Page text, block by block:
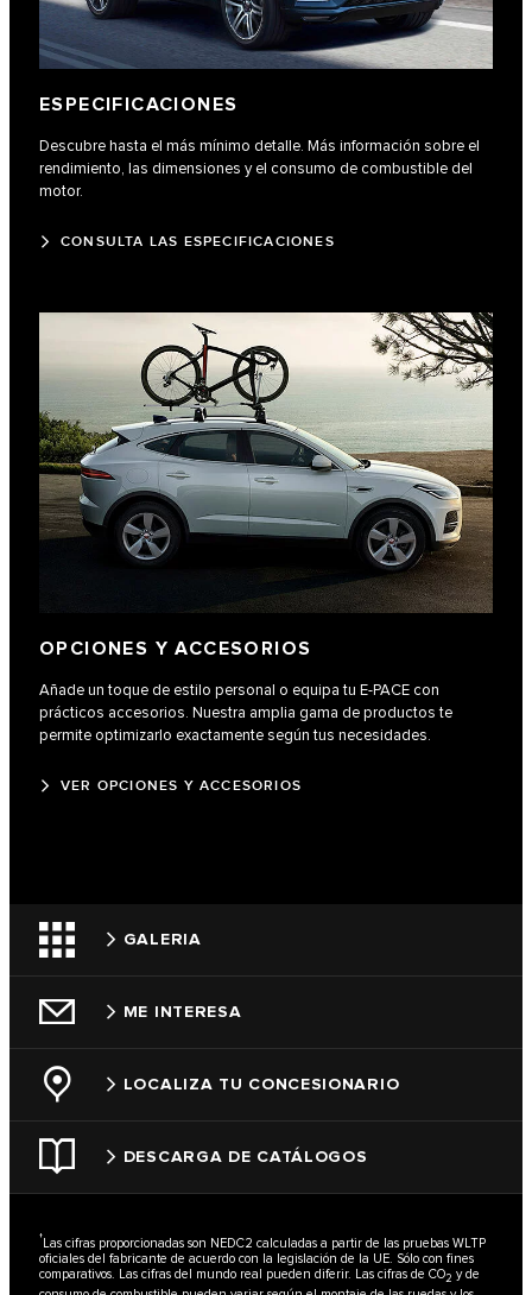
ESPECIFICACIONES
Descubre hasta el más mínimo detalle. Más información sobre el
rendimiento, las dimensiones y el consumo de combustible del
motor.
CONSULTA LAS ESPECIFICACIONES
OPCIONES Y ACCESORIOS
Añade un toque de estilo personal o equipa tu E‑PACE con
prácticos accesorios. Nuestra amplia gama de productos te
permite optimizarlo exactamente según tus necesidades.
VER OPCIONES Y ACCESORIOS
GALERIA
ME INTERESA
LOCALIZA TU CONCESIONARIO
DESCARGA DE CATÁLOGOS
†Las cifras proporcionadas son NEDC2 calculadas a partir de las pruebas WLTP
oficiales del fabricante de acuerdo con la legislación de la UE. Sólo con fines
comparativos. Las cifras del mundo real pueden diferir. Las cifras de CO2 y de